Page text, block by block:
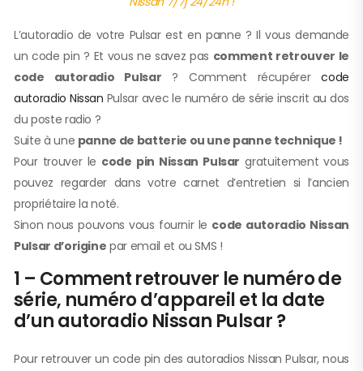
L’autoradio de votre Pulsar est en panne ? Il vous demande
un code pin ? Et vous ne savez pas comment retrouver le
code autoradio Pulsar ? Comment récupérercode
autoradio Nissan Pulsar avec le numéro de série inscrit au dos
du poste radio ?
Suite à une panne de batterie ou une panne technique !
Pour trouver le code pin Nissan Pulsar gratuitement vous
pouvez regarder dans votre carnet d’entretien si l’ancien
propriétaire la noté.
Sinon nous pouvons vous fournir le code autoradio Nissan
Pulsar d’origine par email et ou SMS !
1 – Comment retrouver le numéro de
série, numéro d’appareil et la date
d’un autoradio Nissan Pulsar ?
Pour retrouver un code pin des autoradios Nissan Pulsar, nous